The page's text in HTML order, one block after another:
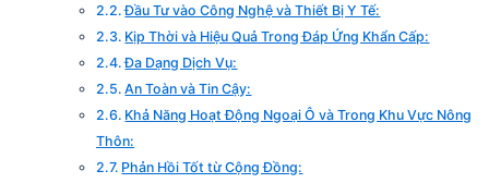
Đầu Tư vào Công Nghệ và Thiết Bị Y Tế:
Kịp Thời và Hiệu Quả Trong Đáp Ứng Khẩn Cấp:
Đa Dạng Dịch Vụ:
An Toàn và Tin Cậy:
Khả Năng Hoạt Động Ngoại Ô và Trong Khu Vực Nông
Thôn:
Phản Hồi Tốt từ Cộng Đồng: